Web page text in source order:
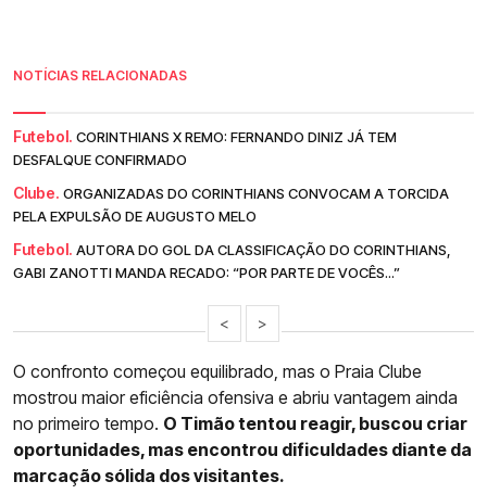
NOTÍCIAS RELACIONADAS
Futebol. CORINTHIANS X REMO: FERNANDO DINIZ JÁ TEM
DESFALQUE CONFIRMADO
Clube. ORGANIZADAS DO CORINTHIANS CONVOCAM A TORCIDA
PELA EXPULSÃO DE AUGUSTO MELO
Futebol. AUTORA DO GOL DA CLASSIFICAÇÃO DO CORINTHIANS,
GABI ZANOTTI MANDA RECADO: “POR PARTE DE VOCÊS...”
< >
O confronto começou equilibrado, mas o Praia Clube
mostrou maior eficiência ofensiva e abriu vantagem ainda
no primeiro tempo. O Timão tentou reagir, buscou criar
oportunidades, mas encontrou dificuldades diante da
marcação sólida dos visitantes.